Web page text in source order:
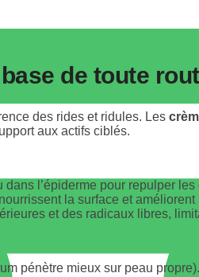
de toute
des rides et ridules. Les
aux actifs ciblés.
dans l’épiderme pour repulper
la surface et
et des radicaux libres,
pénètre mieux sur peau